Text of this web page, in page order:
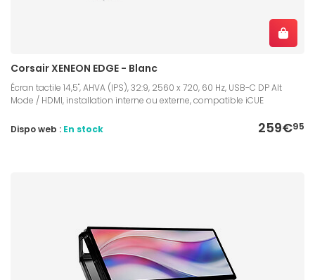
Corsair XENEON EDGE - Blanc
Écran tactile 14,5", AHVA (IPS), 32:9, 2560 x 720, 60 Hz, USB-C DP Alt
Mode / HDMI, installation interne ou externe, compatible iCUE
259€95
Dispo web : En stock